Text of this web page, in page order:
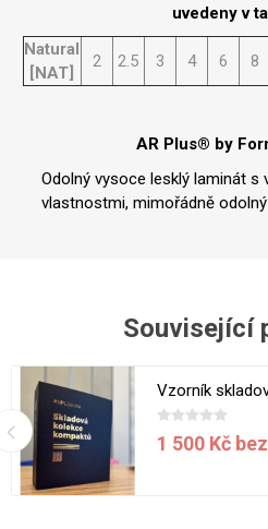
uvedeny v
Natural
[NAT]
2 2.5 3 4 6 8
AR Plus® by
Odolný vysoce lesklý laminát s
vlastnostmi, mimořádně
Související
Vzorník
1 500 Kč